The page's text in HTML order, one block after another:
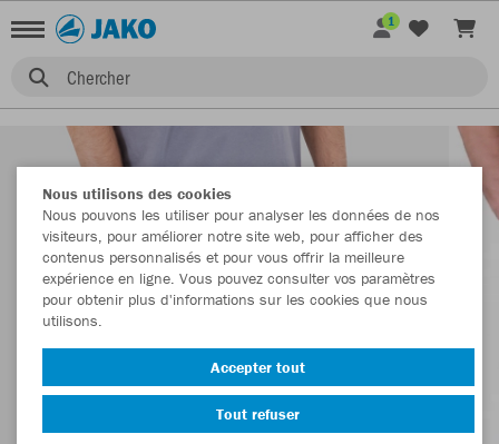
Chercher
1
Nous utilisons des cookies
Nous pouvons les utiliser pour analyser les données de nos
visiteurs, pour améliorer notre site web, pour afficher des
contenus personnalisés et pour vous offrir la meilleure
expérience en ligne. Vous pouvez consulter vos paramètres
pour obtenir plus d'informations sur les cookies que nous
utilisons.
Accepter tout
Tout refuser